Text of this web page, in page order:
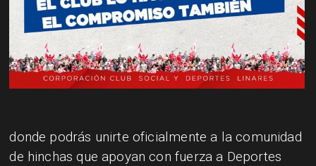
​donde podrás unirte oficialmente a la comunidad
de hinchas que apoyan con fuerza a Deportes